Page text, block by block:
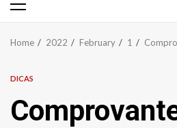
Primary
Home 2022 February 1
DICAS